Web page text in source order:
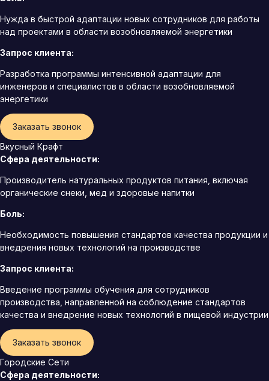
Нужда в быстрой адаптации новых сотрудников для работы
над проектами в области возобновляемой энергетики
Запрос клиента:
Разработка программы интенсивной адаптации для
инженеров и специалистов в области возобновляемой
энергетики
Заказать звонок
Вкусный Крафт
Сфера деятельности:
Производитель натуральных продуктов питания, включая
органические снеки, мед и здоровые напитки
Боль:
Необходимость повышения стандартов качества продукции и
внедрения новых технологий на производстве
Запрос клиента:
Введение программы обучения для сотрудников
производства, направленной на соблюдение стандартов
качества и внедрение новых технологий в пищевой индустрии
Заказать звонок
Городские Сети
Сфера деятельности: